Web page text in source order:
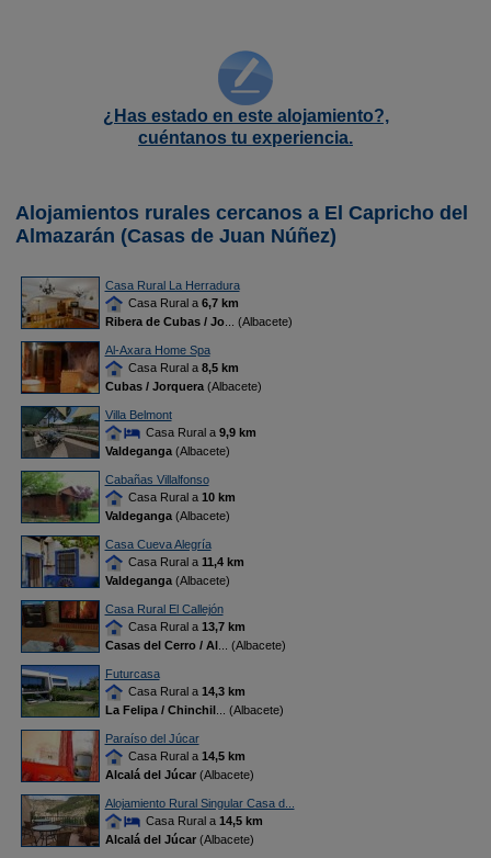
¿Has estado en este alojamiento?,
cuéntanos tu experiencia.
Alojamientos rurales cercanos a El Capricho del
Almazarán (Casas de Juan Núñez)
Casa Rural La Herradura
Casa Rural a 6,7 km
Ribera de Cubas / Jo... (Albacete)
Al-Axara Home Spa
Casa Rural a 8,5 km
Cubas / Jorquera(Albacete)
Villa Belmont
Casa Rural a 9,9 km
Valdeganga(Albacete)
Cabañas Villalfonso
Casa Rural a 10 km
Valdeganga(Albacete)
Casa Cueva Alegría
Casa Rural a 11,4 km
Valdeganga(Albacete)
Casa Rural El Callejón
Casa Rural a 13,7 km
Casas del Cerro / Al... (Albacete)
Futurcasa
Casa Rural a 14,3 km
La Felipa / Chinchil... (Albacete)
Paraíso del Júcar
Casa Rural a 14,5 km
Alcalá del Júcar(Albacete)
Alojamiento Rural Singular Casa d...
Casa Rural a 14,5 km
Alcalá del Júcar(Albacete)